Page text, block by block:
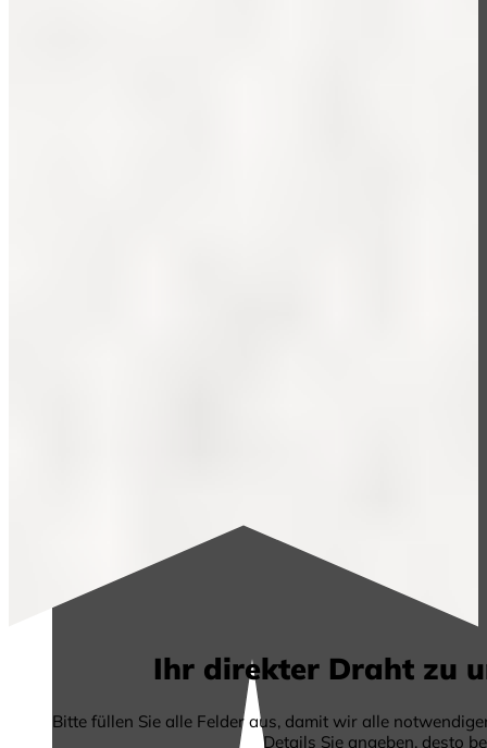
Ihr direkter Draht zu
Bitte füllen Sie alle Felder aus, damit wir alle
Details Sie angeben, desto